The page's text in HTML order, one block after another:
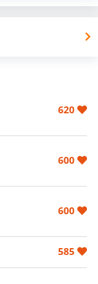
620
600
600
585